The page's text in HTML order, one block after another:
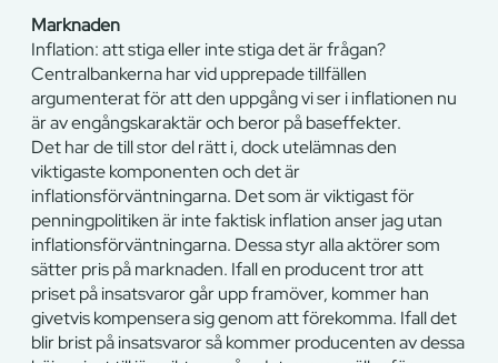
Marknaden
Inflation: att stiga eller inte stiga det är frågan?
Centralbankerna har vid upprepade tillfällen
argumenterat för att den uppgång vi ser i inflationen nu
är av engångskaraktär och beror på baseffekter.
Det har de till stor del rätt i, dock utelämnas den
viktigaste komponenten och det är
inflationsförväntningarna. Det som är viktigast för
penningpolitiken är inte faktisk inflation anser jag utan
inflationsförväntningarna. Dessa styr alla aktörer som
sätter pris på marknaden. Ifall en producent tror att
priset på insatsvaror går upp framöver, kommer han
givetvis kompensera sig genom att förekomma. Ifall det
blir brist på insatsvaror så kommer producenten av dessa